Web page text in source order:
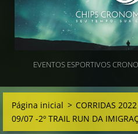
EVENTOS ESPORTIVOS
Página inicial > CORRIDAS 2022
09/07 -2º TRAIL RUN DA